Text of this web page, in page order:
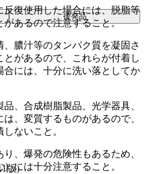
復使用した場合には、脱脂等
あるので注意すること。
膿汁等のタンパク質を凝固さ
があるので、これらが付着し
には、十分に洗い落としてか
、合成樹脂製品、光学器具、
、変質するものがあるので、
ないこと。
、爆発の危険性もあるため、
には十分注意すること。
後発品
版)